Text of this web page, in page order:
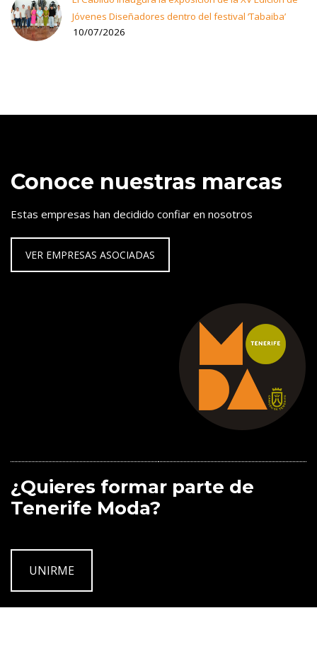
Jóvenes Diseñadores dentro del festival ‘Tabaiba’
10/07/2026
Conoce nuestras marcas
Estas empresas han decidido confiar en nosotros
VER EMPRESAS ASOCIADAS
¿Quieres formar parte de
Tenerife Moda?
UNIRME